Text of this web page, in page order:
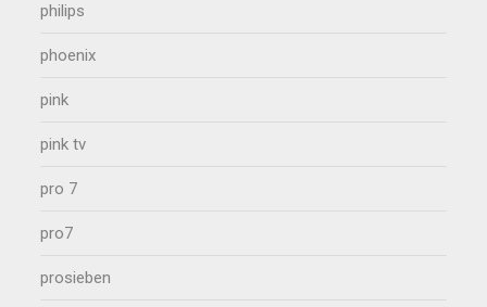
philips
phoenix
pink
pink tv
pro 7
pro7
prosieben